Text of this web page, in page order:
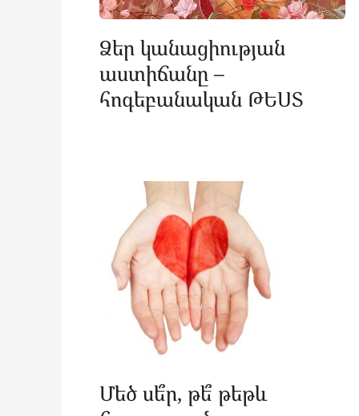
Ձեր կանացիության
աստիճանը –
հոգեբանական ԹԵՍՏ
Մեծ սե՞ր, թե՞ թեթև